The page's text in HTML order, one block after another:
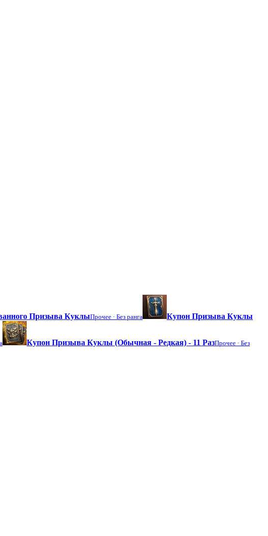
Призыва КуклыПрочее · Без ранга Купон Призыва Куклы
Купон Призыва Куклы (Обычная - Редкая) - 11 РазПрочее · Без